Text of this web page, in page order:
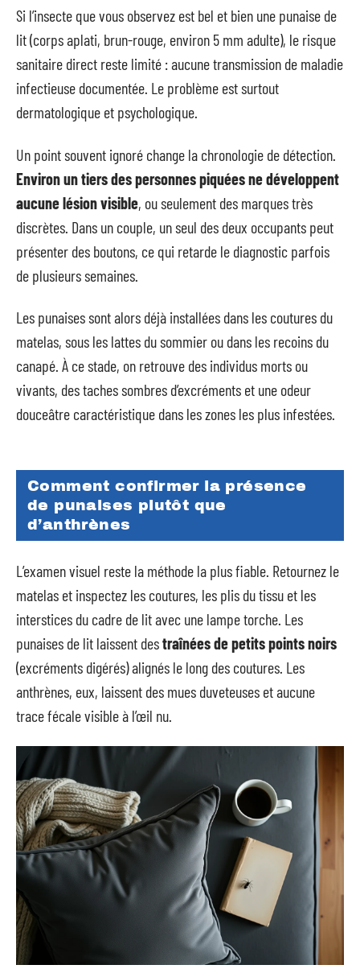
Si l’insecte que vous observez est bel et bien une punaise de
lit (corps aplati, brun-rouge, environ 5 mm adulte), le risque
sanitaire direct reste limité : aucune transmission de maladie
infectieuse documentée. Le problème est surtout
dermatologique et psychologique.
Un point souvent ignoré change la chronologie de détection.
Environ un tiers des personnes piquées ne développent
aucune lésion visible, ou seulement des marques très
discrètes. Dans un couple, un seul des deux occupants peut
présenter des boutons, ce qui retarde le diagnostic parfois
de plusieurs semaines.
Les punaises sont alors déjà installées dans les coutures du
matelas, sous les lattes du sommier ou dans les recoins du
canapé. À ce stade, on retrouve des individus morts ou
vivants, des taches sombres d’excréments et une odeur
douceâtre caractéristique dans les zones les plus infestées.
Comment confirmer la présence
de punaises plutôt que
d’anthrènes
L’examen visuel reste la méthode la plus fiable. Retournez le
matelas et inspectez les coutures, les plis du tissu et les
interstices du cadre de lit avec une lampe torche. Les
punaises de lit laissent destraînées de petits points noirs
(excréments digérés) alignés le long des coutures. Les
anthrènes, eux, laissent des mues duveteuses et aucune
trace fécale visible à l’œil nu.